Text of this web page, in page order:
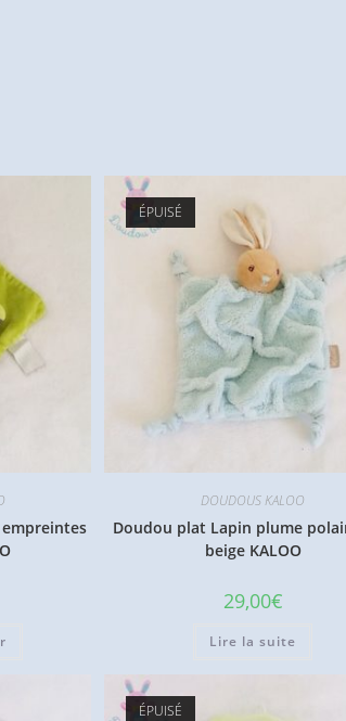
ÉPUISÉ
DOUDOUS KALOO
Doudou plat Lapin plume
beige KALOO
29,00€
Lire la suite
ÉPUISÉ